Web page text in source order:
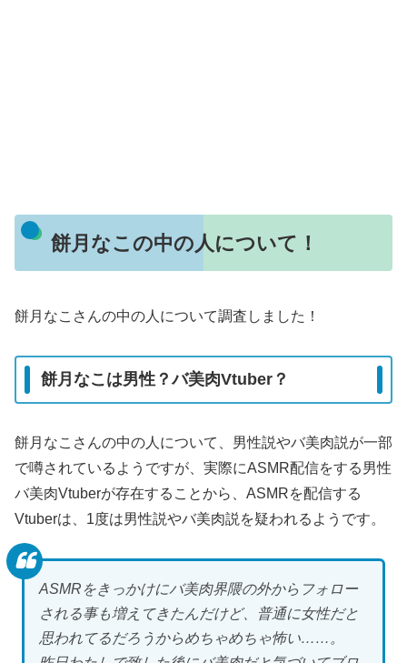
餅月なこの中の人について！
餅月なこさんの中の人について調査しました！
餅月なこは男性？バ美肉Vtuber？
餅月なこさんの中の人について、男性説やバ美肉説が一部
で噂されているようですが、実際にASMR配信をする男性
バ美肉Vtuberが存在することから、ASMRを配信する
Vtuberは、1度は男性説やバ美肉説を疑われるようです。
ASMRをきっかけにバ美肉界隈の外からフォロー
される事も増えてきたんだけど、普通に女性だと
思われてるだろうからめちゃめちゃ怖い……。